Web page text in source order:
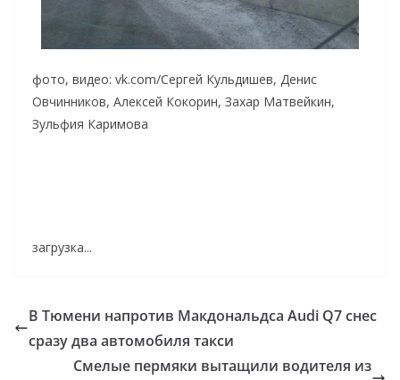
фото, видео: vk.com/Сергей Кульдишев, Денис
Овчинников, Алексей Кокорин, Захар Матвейкин,
Зульфия Каримова
загрузка...
В Тюмени напротив Макдональдса Audi Q7 снес
сразу два автомобиля такси
Смелые пермяки вытащили водителя из